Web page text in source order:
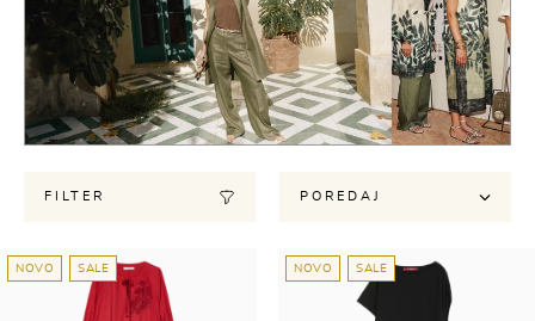
FILTER POREDAJ
NOVO SALE NOVO SALE